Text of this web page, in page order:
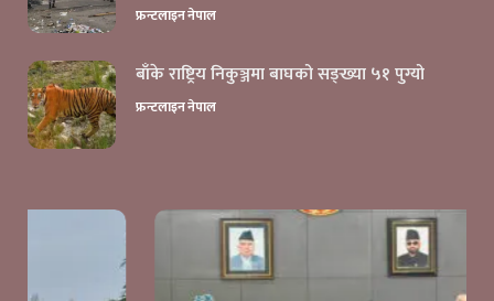
फ्रन्टलाइन नेपाल
बाँके राष्ट्रिय निकुञ्जमा बाघको सङ्ख्या ५१ पुग्यो
फ्रन्टलाइन नेपाल